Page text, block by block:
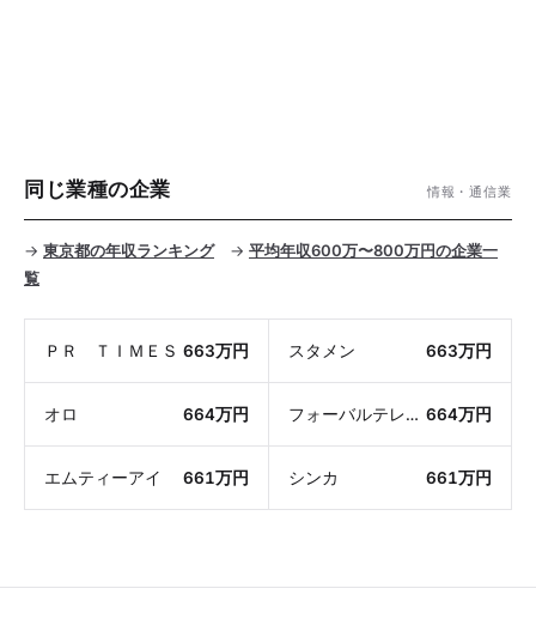
同じ業種の企業 情報・通信業
→ 東京都の年収ランキング→ 平均年収600万〜800万円の企業一
覧
ＰＲ ＴＩＭＥＳ 663万円 スタメン 663万円
オロ 664万円 フォーバルテレコム 664万円
エムティーアイ 661万円 シンカ 661万円